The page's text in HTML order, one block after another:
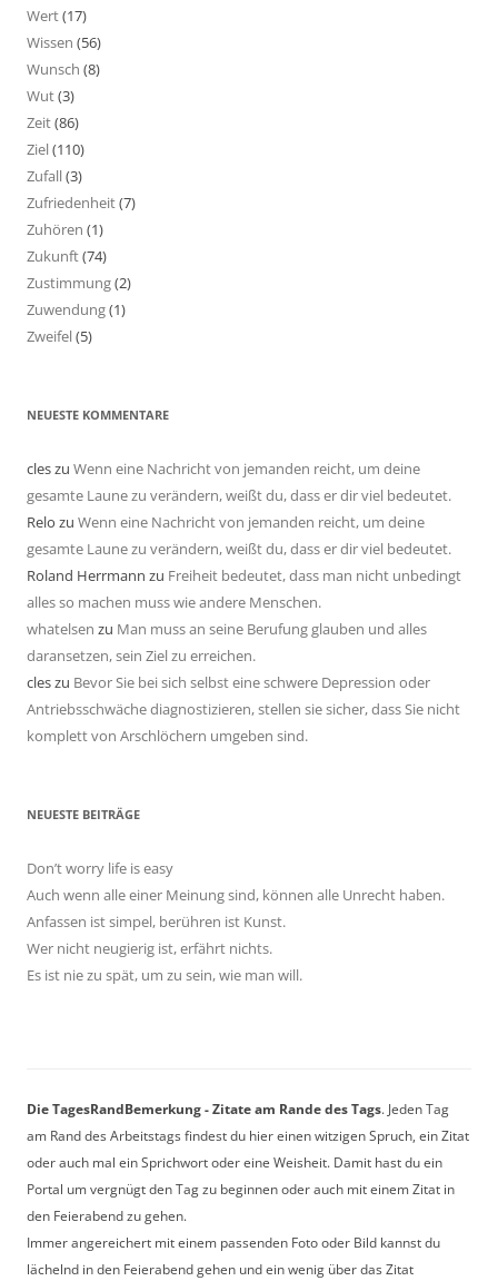
Wert(17)
Wissen (56)
Wunsch (8)
Wut(3)
Zeit(86)
Ziel(110)
Zufall(3)
Zufriedenheit(7)
Zuhören (1)
Zukunft(74)
Zustimmung(2)
Zuwendung(1)
Zweifel(5)
NEUESTE KOMMENTARE
cleszu Wenn eine Nachricht von jemanden reicht, um deine
gesamte Laune zu verändern, weißt du, dass er dir viel bedeutet.
Relo zu Wenn eine Nachricht von jemanden reicht, um deine
gesamte Laune zu verändern, weißt du, dass er dir viel bedeutet.
Roland Herrmann zu Freiheit bedeutet, dass man nicht unbedingt
alles so machen muss wie andere Menschen.
whatelsen zu Man muss an seine Berufung glauben und alles
daransetzen, sein Ziel zu erreichen.
cleszu Bevor Sie bei sich selbst eine schwere Depression oder
Antriebsschwäche diagnostizieren, stellen sie sicher, dass Sie nicht
komplett von Arschlöchern umgeben sind.
NEUESTE BEITRÄGE
Don’t worry life is easy
Auch wenn alle einer Meinung sind, können alle Unrecht haben.
Anfassen ist simpel, berühren ist Kunst.
Wer nicht neugierig ist, erfährt nichts.
Es ist nie zu spät, um zu sein, wie man will.
Die TagesRandBemerkung - Zitate am Rande des Tags. Jeden Tag
am Rand des Arbeitstags findest du hier einen witzigen Spruch, ein Zitat
oder auch mal ein Sprichwort oder eine Weisheit. Damit hast du ein
Portal um vergnügt den Tag zu beginnen oder auch mit einem Zitat in
den Feierabend zu gehen.
Immer angereichert mit einem passenden Foto oder Bild kannst du
lächelnd in den Feierabend gehen und ein wenig über das Zitat